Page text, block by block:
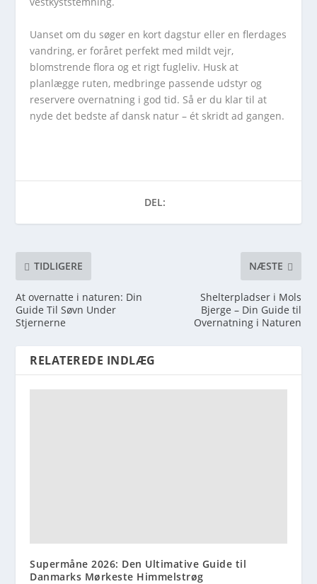
Uanset om du søger en kort dagstur eller en flerdages
vandring, er foråret perfekt med mildt vejr,
blomstrende flora og et rigt fugleliv. Husk at
planlægge ruten, medbringe passende udstyr og
reservere overnatning i god tid. Så er du klar til at
nyde det bedste af dansk natur – ét skridt ad gangen.
DEL:
TIDLIGERE
At overnatte i naturen: Din
Guide Til Søvn Under
Stjernerne
NÆSTE
Shelterpladser i Mols
Bjerge – Din Guide til
Overnatning i Naturen
RELATEREDE INDLÆG
Supermåne 2026: Den Ultimative Guide til
Danmarks Mørkeste Himmelstrøg